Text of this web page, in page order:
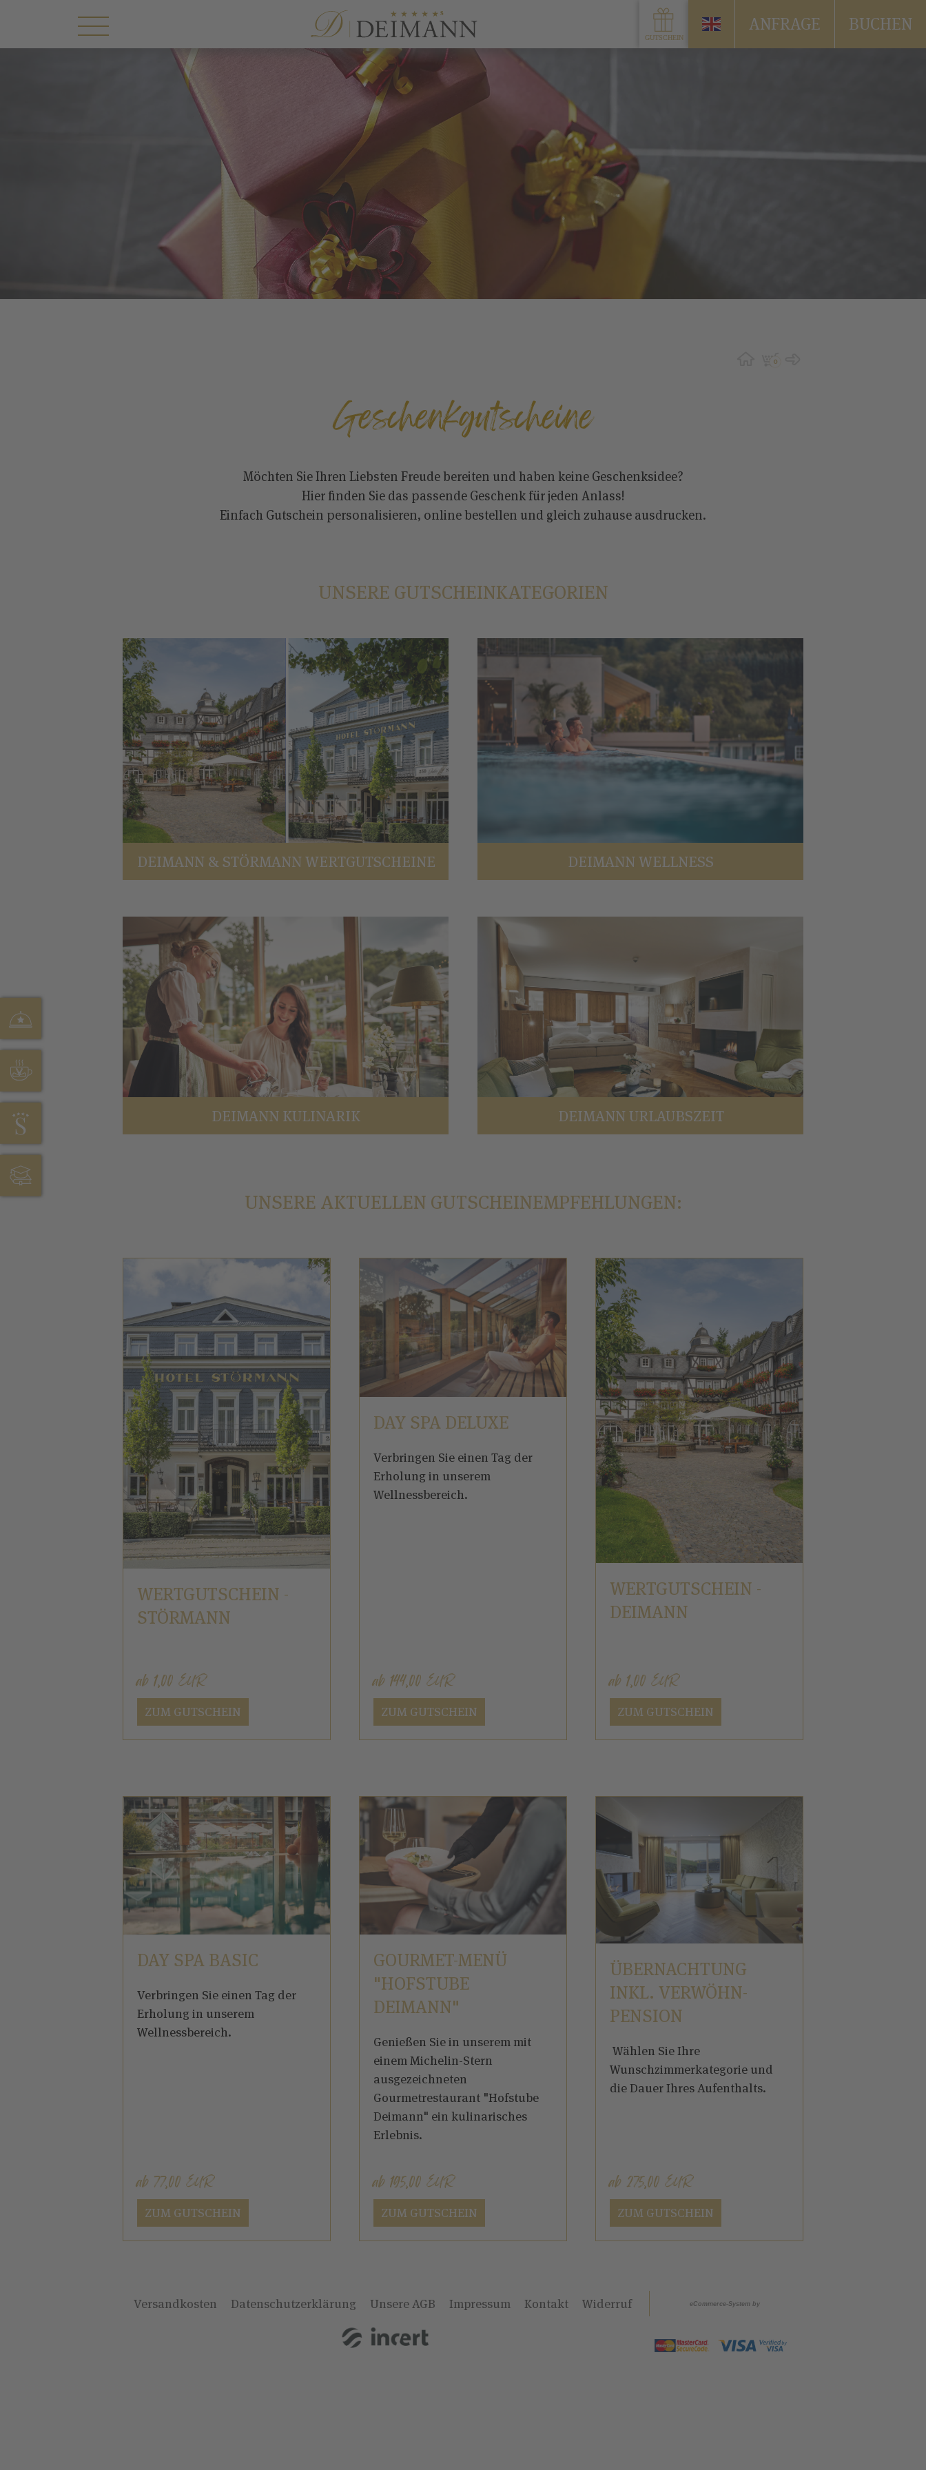
ANFRAGE BUCHEN
HOFSTUBE DEIMANN
CAFÉ SONNENHÖHE
HOTEL STÖRMANN
JOBS & AUSBILDUNG